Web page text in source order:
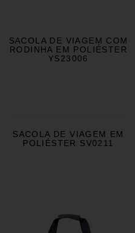
SACOLA DE VIAGEM COM
RODINHA EM POLIÉSTER
YS23006
SACOLA DE VIAGEM EM
POLIÉSTER SV0211